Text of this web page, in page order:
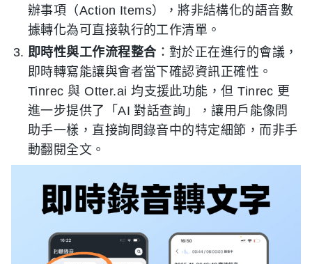
辦事項（Action Items），將非結構化的語音數
據轉化為可直接執行的工作清單。
即時性與工作流程整合：對於正在進行的會議，
即時轉寫能讓與會者當下確認資訊正確性。
Tinrec 與 Otter.ai 均支援此功能，但 Tinrec 更
進一步提供了「AI 對話查詢」，讓用戶能像問
助手一樣，直接詢問錄音中的特定細節，而非手
動翻閱全文。